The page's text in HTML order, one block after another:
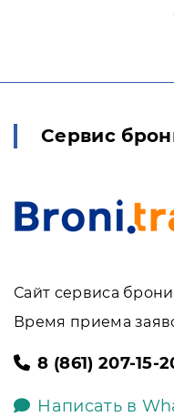
Сервис
Сайт сервиса
Время приема
8 (861) 207-15-
Написать в